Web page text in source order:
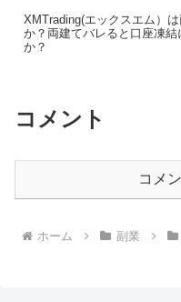
XMTrading(エックスエム）
か？両建てバレると口座凍結
か？
コメント
コメ
ホーム 副業